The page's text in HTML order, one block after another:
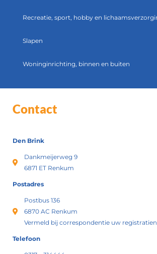
Recreatie, sport, hobby en
Slapen
Woninginrichting, binnen en buiten
Contact
Den Brink
Dankmeijerweg 9
6871 ET Renkum
Postadres
Postbus 136
6870 AC Renkum
Vermeld bij correspondentie uw
Telefoon